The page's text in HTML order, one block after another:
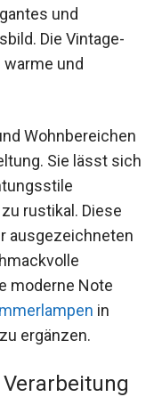
und
Die Vintage-
und
Wohnbereichen
Sie lässt sich
rustikal. Diese
ausgezeichneten
moderne Note
in
ergänzen.